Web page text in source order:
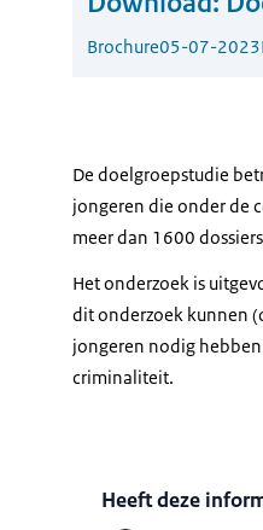
Brochure05-07-2023
De doelgroepstudie
jongeren die onder de
meer dan 1600
Het onderzoek is
dit onderzoek kunnen
jongeren nodig
criminaliteit.
Heeft deze